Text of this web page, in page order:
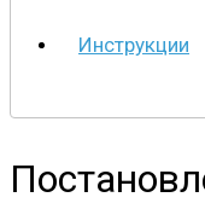
Инструкции